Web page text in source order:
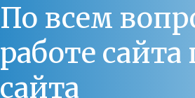
По всем
работе
сайта